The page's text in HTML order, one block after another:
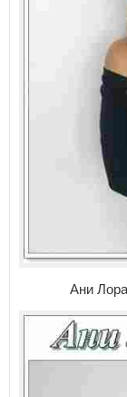
Ани